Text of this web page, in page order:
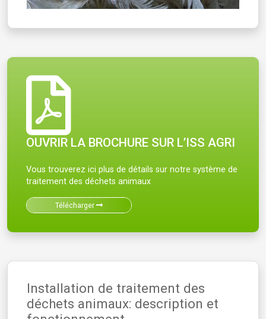
OUVRIR LA BROCHURE SUR L’ISS AGRI
Vous trouverez ici plus de détails sur notre système de
traitement des déchets animaux
Télécharger
Installation de traitement des
déchets animaux: description et